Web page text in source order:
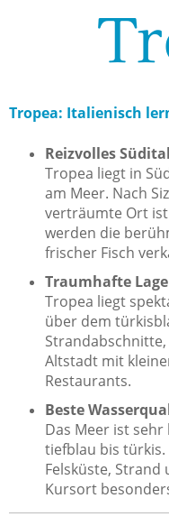
Tropea: Italienisch
Reizvolles
Tropea liegt in
am Meer. Nach
verträumte Ort
werden die
frischer Fisch
Traumhafte
Tropea liegt
über dem
Altstadt mit
Restaurants.
Beste
Das Meer ist
tiefblau bis
Felsküste, Strand
Kursort